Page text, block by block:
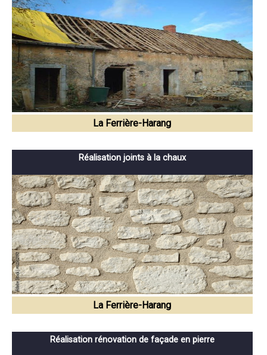
La Ferrière-Harang
Réalisation joints à la chaux
La Ferrière-Harang
Réalisation rénovation de façade en pierre